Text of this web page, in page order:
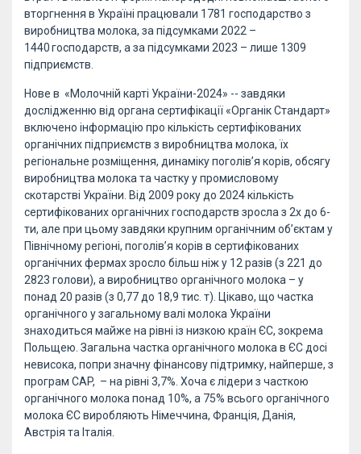
вторгнення в Україні працювали 1781 господарство з
виробництва молока, за підсумками 2022 –
1440 господарств, а за підсумками 2023 – лише 1309
підприємств.
Нове в «Молочній карті України-2024» -- завдяки
дослідженню від органа сертифікації «Органік Стандарт»
включено інформацію про кількість сертифікованих
органічних підприємств з виробництва молока, їх
регіональне розміщення, динаміку поголів’я корів, обсягу
виробництва молока та частку у промисловому
скотарстві України. Від 2009 року до 2024 кількість
сертифікованих органічних господарств зросла з 2х до 6-
ти, але при цьому завдяки крупним органічним об’єктам у
Північному регіоні, поголів’я корів в сертифікованих
органічних фермах зросло більш ніж у 12 разів (з 221 до
2823 голови), а виробництво органічного молока – у
понад 20 разів (з 0,77 до 18,9 тис. т). Цікаво, що частка
органічного у загальному валі молока України
знаходиться майже на рівні із низкою країн ЄС, зокрема
Польщею. Загальна частка органічного молока в ЄС досі
невисока, попри значну фінансову підтримку, найперше, з
програм CAP, – на рівні 3,7%. Хоча є лідери з часткою
органічного молока понад 10%, а 75% всього органічного
молока ЄС виробляють Німеччина, Франція, Данія,
Австрія та Італія.